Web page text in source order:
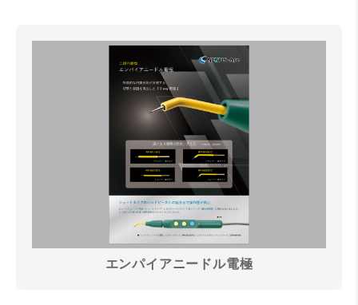
エンパイアニードル電極